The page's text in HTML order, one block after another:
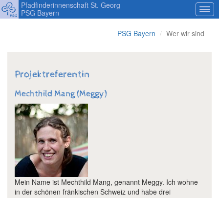
Pfadfinderinnenschaft St. Georg
PSG Bayern
PSG Bayern Wer wir sind
Projektreferentin
Mechthild Mang (Meggy)
Mein Name ist Mechthild Mang, genannt Meggy. Ich wohne
in der schönen fränkischen Schweiz und habe drei